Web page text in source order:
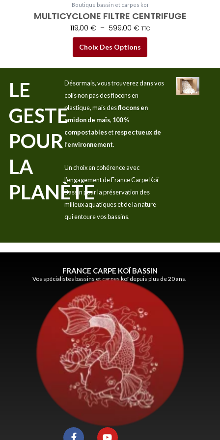
Boutique bassin et carpes koï
MULTICYCLONE FILTRE CENTRIFUGE
119,00 € – 599,00 € TTC
Choix Des Options
LE
GESTE
POUR
LA
PLANÈTE
Désormais, vous trouverez dans vos
colis non pas des flocons en
plastique, mais desflocons en
amidon de maïs, 100 %
compostablesetrespectueux de
l’environnement.
Un choix en cohérence avec
l’engagement de France Carpe Koï
Bassin pour la préservation des
milieux aquatiques et de la nature
qui entoure vos bassins.
FRANCE CARPE KOÏ BASSIN
Vos spécialistes bassins et carpes koï depuis plus de 20 ans.
F
Y